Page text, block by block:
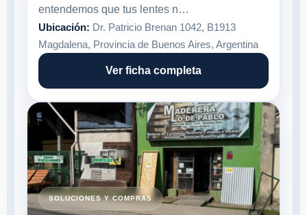
entendemos que tus lentes n…
Ubicación: Dr. Patricio Brenan 1042, B1913
Magdalena, Provincia de Buenos Aires, Argentina
Ver ficha completa
SOLUCIONES Y COMPRAS